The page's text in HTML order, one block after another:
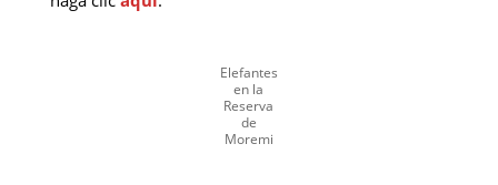
Elefantes
en la
Reserva
de
Moremi